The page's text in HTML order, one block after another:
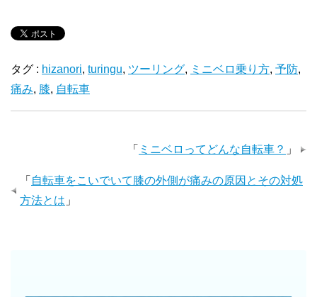
プ
タグ : hizanori, turingu, ツーリング, ミニベロ乗り方, 予防,
痛み, 膝, 自転車
「 ミニベロってどんな自転車？ 」
「 自転車をこいでいて膝の外側が痛みの原因とその対処
方法とは 」